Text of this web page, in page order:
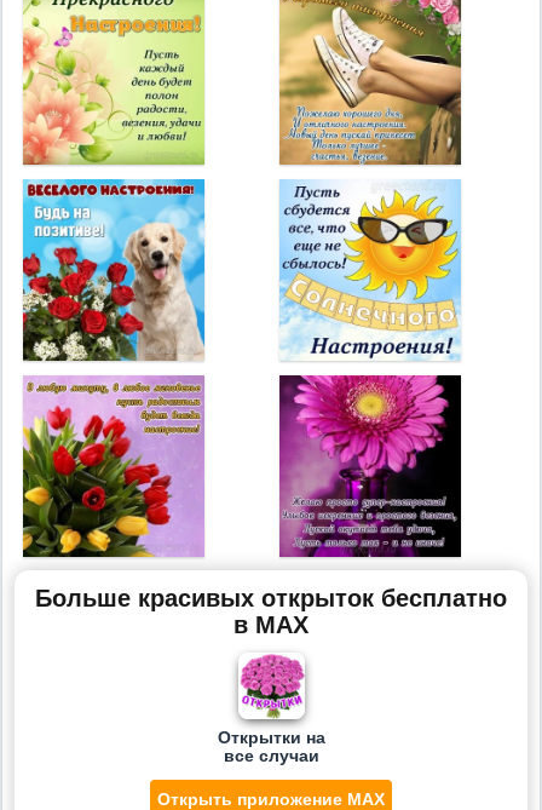
Больше красивых открыток бесплатно
в MAX
Открытки на
все случаи
Открыть приложение MAX